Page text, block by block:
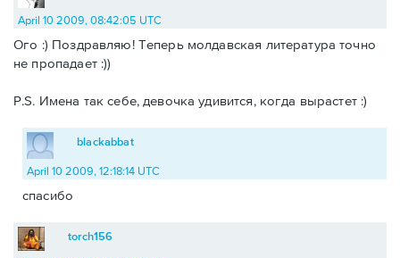
April 10 2009, 08:42:05 UTC
Ого :) Поздравляю! Теперь молдавская литература точно
не пропадает :))
P.S. Имена так себе, девочка удивится, когда вырастет :)
blackabbat
April 10 2009, 12:18:14 UTC
спасибо
torch156